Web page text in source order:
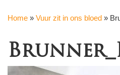
Home » Vuur zit in ons bloed »